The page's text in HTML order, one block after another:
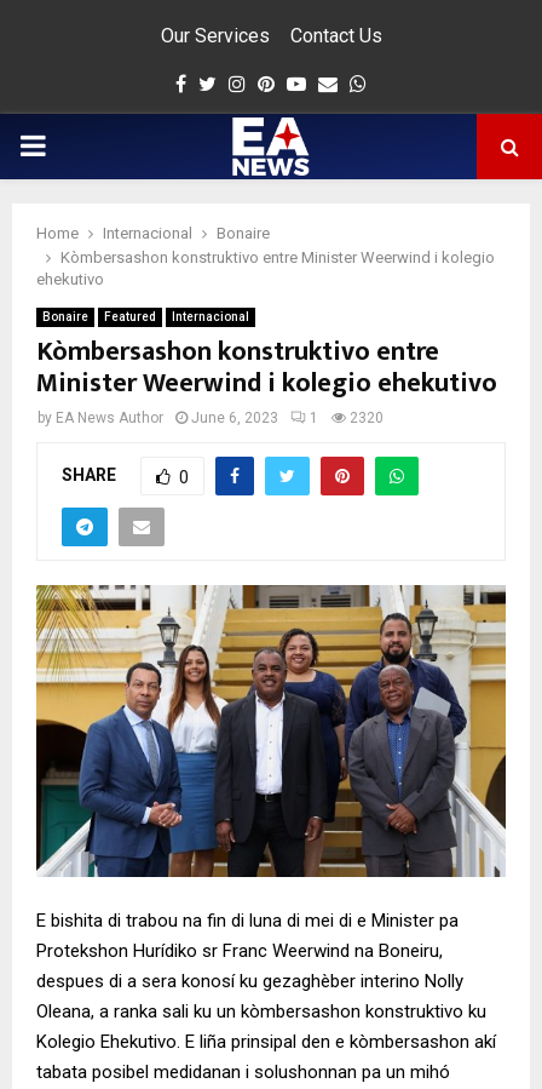
Our Services Contact Us
Facebook
Twitter
Instagram
Pinterest
Youtube
Email
PRIMARY
Home Internacional
Bonaire
Kòmbersashon konstruktivo entre Minister Weerwind i kolegio
ehekutivo
Bonaire Featured Internacional
Kòmbersashon konstruktivo entre
Minister Weerwind i kolegio ehekutivo
by EA News Author June 6, 2023 1 2320
SHARE 0
E bishita di trabou na fin di luna di mei di e Minister pa
Protekshon Hurídiko sr Franc Weerwind na Boneiru,
despues di a sera konosí ku gezaghèber interino Nolly
Oleana, a ranka sali ku un kòmbersashon konstruktivo ku
Kolegio Ehekutivo. E liña prinsipal den e kòmbersashon akí
tabata posibel medidanan i solushonnan pa un mihó